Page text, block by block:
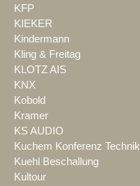
KFP
KIEKER
Kindermann
Kling & Freitag
KLOTZ AIS
KNX
Kobold
Kramer
KS AUDIO
Kuchem Konferenz Technik
Kuehl Beschallung
Kultour